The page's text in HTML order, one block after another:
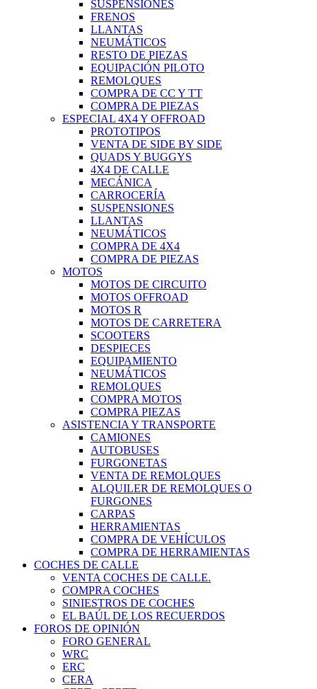
SUSPENSIONES
FRENOS
LLANTAS
NEUMÁTICOS
RESTO DE PIEZAS
EQUIPACIÓN PILOTO
REMOLQUES
COMPRA DE CC Y TT
COMPRA DE PIEZAS
ESPECIAL 4X4 Y OFFROAD
PROTOTIPOS
VENTA DE SIDE BY SIDE
QUADS Y BUGGYS
4X4 DE CALLE
MECÁNICA
CARROCERÍA
SUSPENSIONES
LLANTAS
NEUMÁTICOS
COMPRA DE 4X4
COMPRA DE PIEZAS
MOTOS
MOTOS DE CIRCUITO
MOTOS OFFROAD
MOTOS R
MOTOS DE CARRETERA
SCOOTERS
DESPIECES
EQUIPAMIENTO
NEUMÁTICOS
REMOLQUES
COMPRA MOTOS
COMPRA PIEZAS
ASISTENCIA Y TRANSPORTE
CAMIONES
AUTOBUSES
FURGONETAS
VENTA DE REMOLQUES
ALQUILER DE REMOLQUES O
FURGONES
CARPAS
HERRAMIENTAS
COMPRA DE VEHÍCULOS
COMPRA DE HERRAMIENTAS
COCHES DE CALLE
VENTA COCHES DE CALLE.
COMPRA COCHES
SINIESTROS DE COCHES
EL BAÚL DE LOS RECUERDOS
FOROS DE OPINIÓN
FORO GENERAL
WRC
ERC
CERA